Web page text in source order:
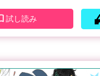
試し読み